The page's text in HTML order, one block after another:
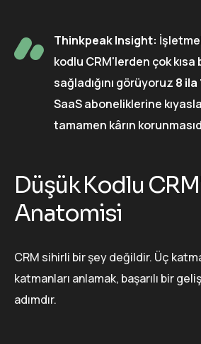
Thinkpeak Insight:
kodlu CRM'lerden çok
sağladığını görüyoruz 8 ila
SaaS aboneliklerine
tamamen kârın
Düşük Kodlu
Anatomisi
CRM sihirli bir şey değildir. Üç
katmanları anlamak, başarılı bir
adımdır.